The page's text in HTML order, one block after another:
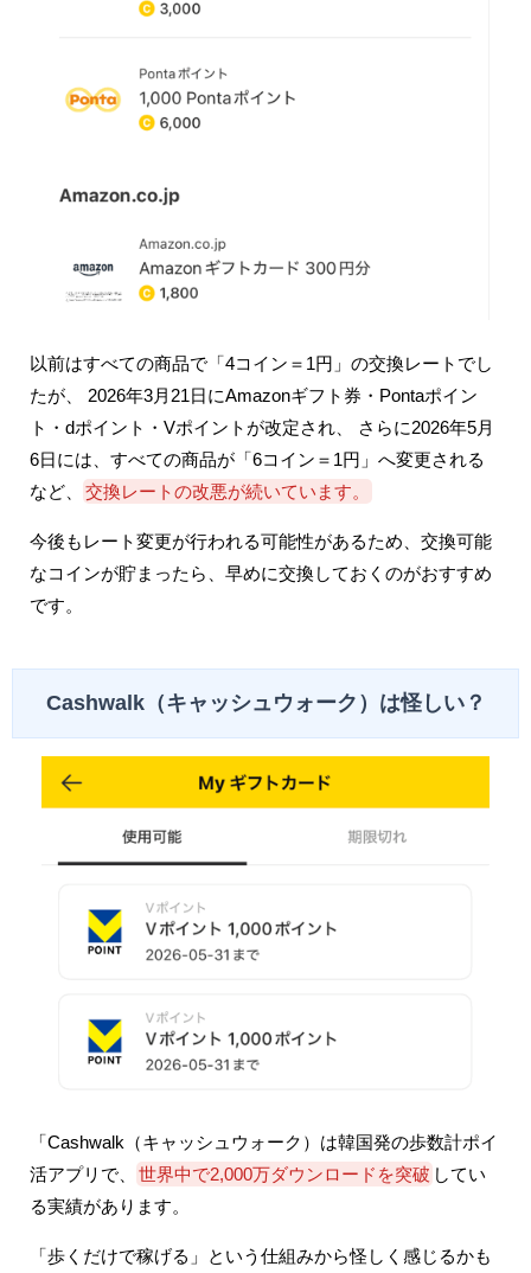
以前はすべての商品で「4コイン＝1円」の交換レートでし
たが、 2026年3月21日にAmazonギフト券・Pontaポイン
ト・dポイント・Vポイントが改定され、 さらに2026年5月
6日には、すべての商品が「6コイン＝1円」へ変更される
など、
交換レートの改悪が続いています。
今後もレート変更が行われる可能性があるため、交換可能
なコインが貯まったら、早めに交換しておくのがおすすめ
です。
Cashwalk（キャッシュウォーク）は怪しい？
「Cashwalk（キャッシュウォーク）は韓国発の歩数計ポイ
活アプリで、
世界中で2,000万ダウンロードを突破 してい
る実績があります。
「歩くだけで稼げる」という仕組みから怪しく感じるかも